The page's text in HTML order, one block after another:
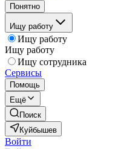
Понятно
Ищу работу
Ищу работу
Ищу работу
Ищу сотрудника
Сервисы
Помощь
Ещё
Поиск
Куйбышев
Войти